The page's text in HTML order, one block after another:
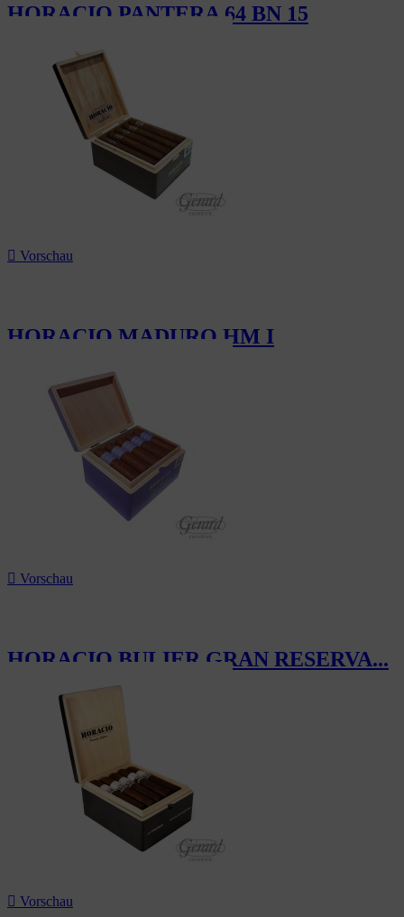
HORACIO PANTERA 64 BN 15
189,00 CHF
 Vorschau
HORACIO MADURO HM I
 Vorschau
HORACIO BULIER GRAN RESERVA...
178,49 CHF
 Vorschau